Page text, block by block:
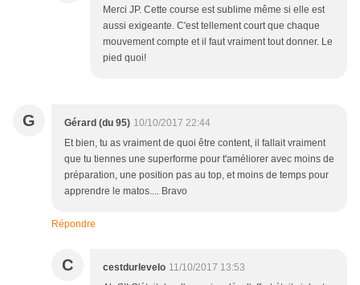
Merci JP. Cette course est sublime même si elle est
aussi exigeante. C'est tellement court que chaque
mouvement compte et il faut vraiment tout donner. Le
pied quoi!
G Gérard (du 95) 10/10/2017 22:44
Et bien, tu as vraiment de quoi être content, il fallait vraiment
que tu tiennes une superforme pour t'améliorer avec moins de
préparation, une position pas au top, et moins de temps pour
apprendre le matos.... Bravo
Répondre
C cestdurlevelo 11/10/2017 13:53